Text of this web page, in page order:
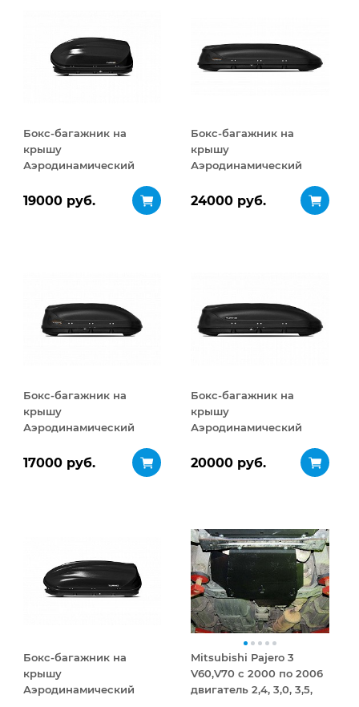
Бокс-багажник на
крышу
Аэродинамический
ДВУСТОРОННЕЕ
19000 руб.
Бокс-багажник на
крышу
Аэродинамический
24000 руб.
Бокс-багажник на
крышу
Аэродинамический
17000 руб.
Бокс-багажник на
крышу
Аэродинамический
20000 руб.
Бокс-багажник на
крышу
Аэродинамический
Mitsubishi Pajero 3
V60,V70 с 2000 по 2006
двигатель 2,4, 3,0, 3,5,